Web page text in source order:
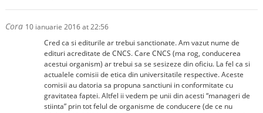
Cora 10 ianuarie 2016 at 22:56
Cred ca si editurile ar trebui sanctionate. Am vazut nume de
edituri acreditate de CNCS. Care CNCS (ma rog, conducerea
acestui organism) ar trebui sa se sesizeze din oficiu. La fel ca si
actualele comisii de etica din universitatile respective. Aceste
comisii au datoria sa propuna sanctiuni in conformitate cu
gravitatea faptei. Altfel ii vedem pe unii din acesti “manageri de
stiinta” prin tot felul de organisme de conducere (de ce nu